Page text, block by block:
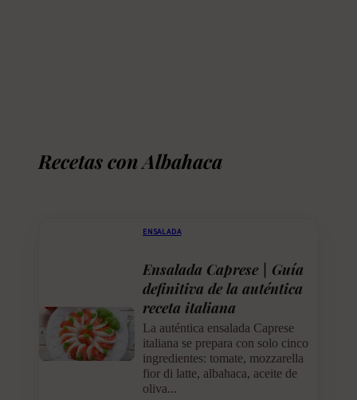
Recetas con Albahaca
ENSALADA
Ensalada Caprese | Guía
definitiva de la auténtica
receta italiana
La auténtica ensalada Caprese
italiana se prepara con solo cinco
ingredientes: tomate, mozzarella
fior di latte, albahaca, aceite de
oliva...